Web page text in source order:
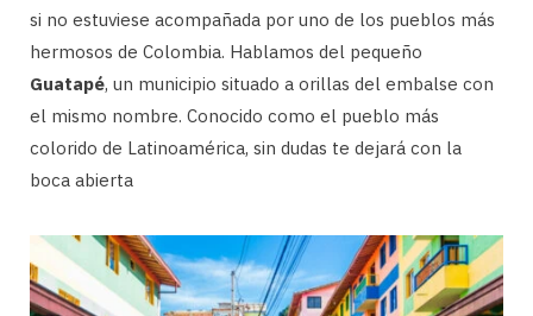
si no estuviese acompañada por uno de los pueblos más
hermosos de Colombia. Hablamos del pequeño
Guatapé, un municipio situado a orillas del embalse con
el mismo nombre. Conocido como el pueblo más
colorido de Latinoamérica, sin dudas te dejará con la
boca abierta